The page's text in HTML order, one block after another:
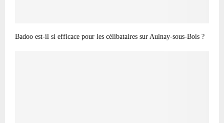
Badoo est-il si efficace pour les célibataires sur Aulnay-sous-Bois ?